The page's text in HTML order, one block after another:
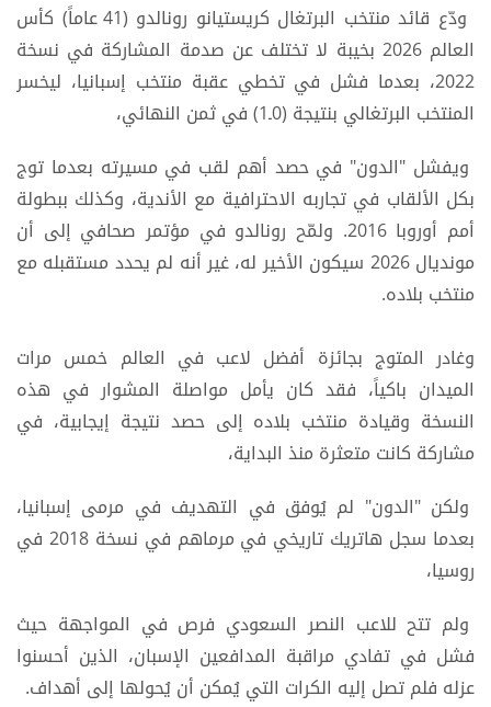
ودّع قائد منتخب البرتغال كريستيانو رونالدو (41 عاماً) كأس
العالم 2026 بخيبة لا تختلف عن صدمة المشاركة في نسخة
2022، بعدما فشل في تخطي عقبة منتخب إسبانيا، ليخسر
المنتخب البرتغالي بنتيجة (0ـ1) في ثمن النهائي،
ويفشل "الدون" في حصد أهم لقب في مسيرته بعدما توج
بكل الألقاب في تجاربه الاحترافية مع الأندية، وكذلك ببطولة
أمم أوروبا 2016. ولمّح رونالدو في مؤتمر صحافي إلى أن
مونديال 2026 سيكون الأخير له، غير أنه لم يحدد مستقبله مع
منتخب بلاده.
وغادر المتوج بجائزة أفضل لاعب في العالم خمس مرات
الميدان باكياً، فقد كان يأمل مواصلة المشوار في هذه
النسخة وقيادة منتخب بلاده إلى حصد نتيجة إيجابية، في
مشاركة كانت متعثرة منذ البداية،
ولكن "الدون" لم يُوفق في التهديف في مرمى إسبانيا،
بعدما سجل هاتريك تاريخي في مرماهم في نسخة 2018 في
روسيا،
ولم تتح للاعب النصر السعودي فرص في المواجهة حيث
فشل في تفادي مراقبة المدافعين الإسبان، الذين أحسنوا
عزله فلم تصل إليه الكرات التي يُمكن أن يُحولها إلى أهداف.